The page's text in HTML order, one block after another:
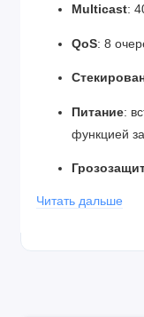
Multicast:
QoS: 8
Питание:
функцией
Управление
Читать дальше